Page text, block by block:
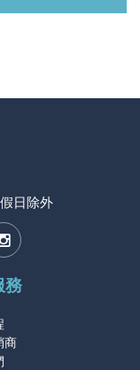
日除外
務
商